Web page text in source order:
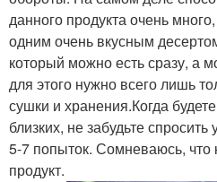
данного продукта очень
одним очень вкусным
который можно есть сразу, а
для этого нужно всего лишь
сушки и хранения.Когда
близких, не забудьте
5-7 попыток. Сомневаюсь, что
продукт.